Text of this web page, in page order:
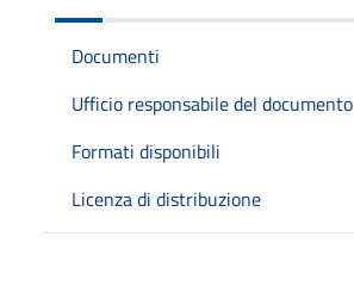
Documenti
Ufficio responsabile del documento
Formati disponibili
Licenza di distribuzione